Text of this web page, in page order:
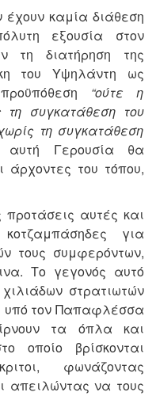
καμία διάθεση
εξουσία στον
τη διατήρηση της
του Υψηλάντη ως
“ούτε η
τη συγκατάθεση του
τη συγκατάθεση
Γερουσία θα
άρχοντες του τόπου,
αυτές και
για
τους συμφερόντων,
Το γεγονός αυτό
στρατιωτών
υπό τον Παπαφλέσσα
τα όπλα και
οποίο βρίσκονται
φωνάζοντας
απειλώντας να τους